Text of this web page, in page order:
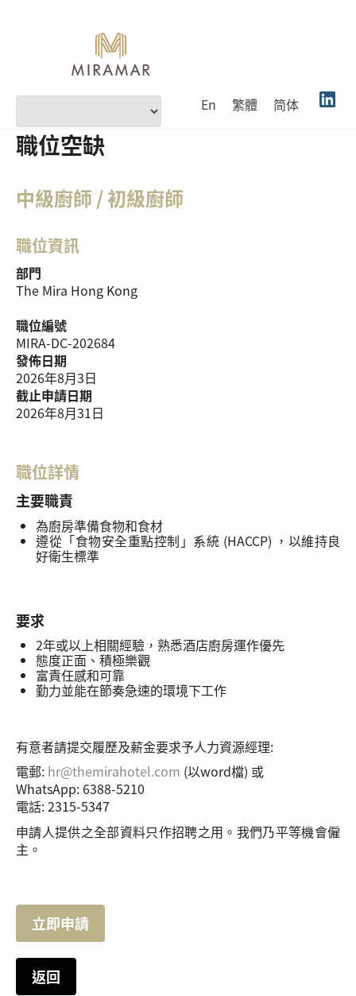
En 繁體 简体
職位空缺
中級廚師 / 初級廚師
職位資訊
部門
The Mira Hong Kong
職位編號
MIRA-DC-202684
發佈日期
2026年8月3日
截止申請日期
2026年8月31日
職位詳情
主要職責
為廚房準備食物和食材
遵從「食物安全重點控制」系統 (HACCP) ，以維持良
好衛生標準
要求
2年或以上相關經驗，熟悉酒店廚房運作優先
態度正面、積極樂觀
富責任感和可靠
勤力並能在節奏急速的環境下工作
有意者請提交履歷及薪金要求予人力資源經理:
電郵: hr@themirahotel.com (以word檔) 或
WhatsApp: 6388-5210
電話: 2315-5347
申請人提供之全部資料只作招聘之用。我們乃平等機會僱
主。
立即申請
返回